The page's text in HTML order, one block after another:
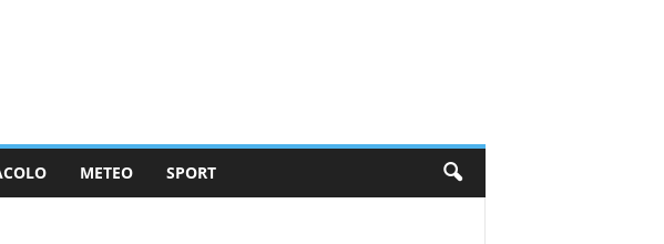
METEO SPORT